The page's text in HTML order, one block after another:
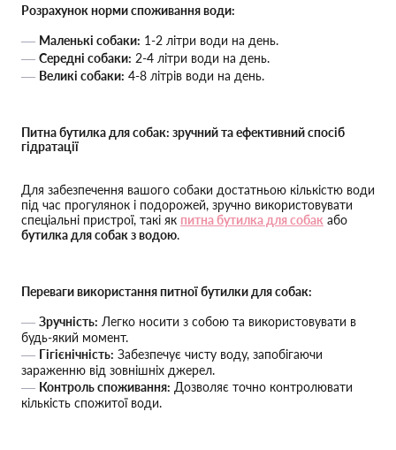
Розрахунок норми споживання води:
Маленькі собаки: 1-2 літри води на день.
Середні собаки: 2-4 літри води на день.
Великі собаки: 4-8 літрів води на день.
Питна бутилка для собак: зручний та ефективний спосіб
гідратації
Для забезпечення вашого собаки достатньою кількістю води
під час прогулянок і подорожей, зручно використовувати
спеціальні пристрої, такі як питна бутилка для собак або
бутилка для собак з водою.
Переваги використання питної бутилки для собак:
Зручність: Легко носити з собою та використовувати в
будь-який момент.
Гігієнічність: Забезпечує чисту воду, запобігаючи
зараженню від зовнішніх джерел.
Контроль споживання: Дозволяє точно контролювати
кількість спожитої води.